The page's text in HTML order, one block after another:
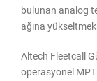
bulunan analog
ağına
Altech Fleetcall
operasyonel